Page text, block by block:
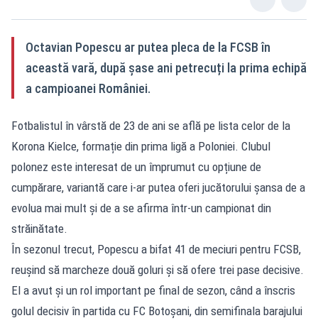
Octavian Popescu ar putea pleca de la FCSB în
această vară, după șase ani petrecuți la prima echipă
a campioanei României.
Fotbalistul în vârstă de 23 de ani se află pe lista celor de la
Korona Kielce, formație din prima ligă a Poloniei. Clubul
polonez este interesat de un împrumut cu opțiune de
cumpărare, variantă care i-ar putea oferi jucătorului șansa de a
evolua mai mult și de a se afirma într-un campionat din
străinătate.
În sezonul trecut, Popescu a bifat 41 de meciuri pentru FCSB,
reușind să marcheze două goluri și să ofere trei pase decisive.
El a avut și un rol important pe final de sezon, când a înscris
golul decisiv în partida cu FC Botoșani, din semifinala barajului